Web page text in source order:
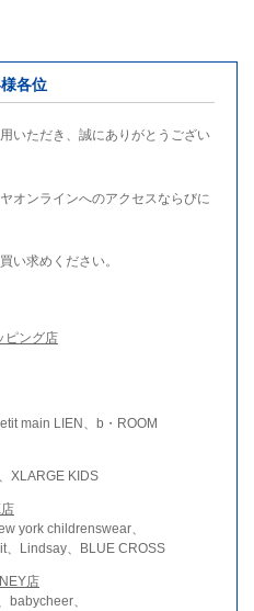
各位
いただき、誠にありがとうござい
オンラインへのアクセスならびに
い求めください。
ピング店
main LIEN、b・ROOM
XLARGE KIDS
york childrenswear、
、Lindsay、BLUE CROSS
店
babycheer、